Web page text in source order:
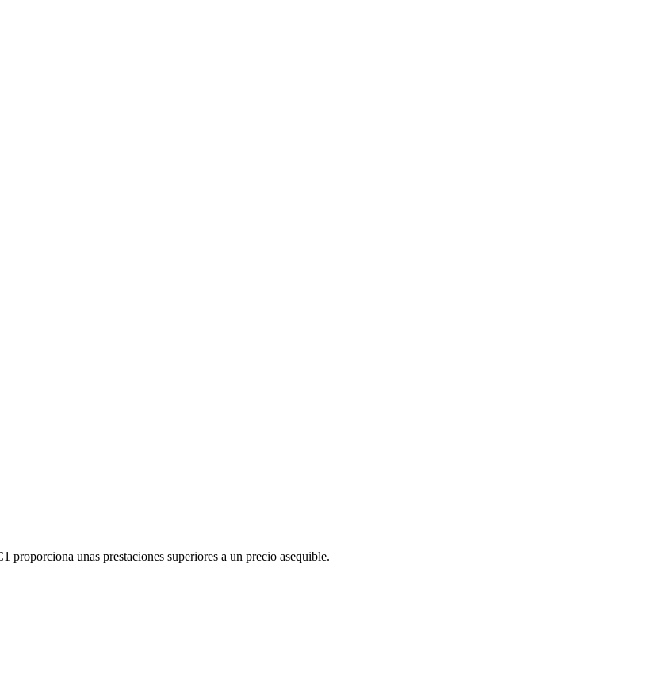
proporciona unas prestaciones superiores a un precio asequible.